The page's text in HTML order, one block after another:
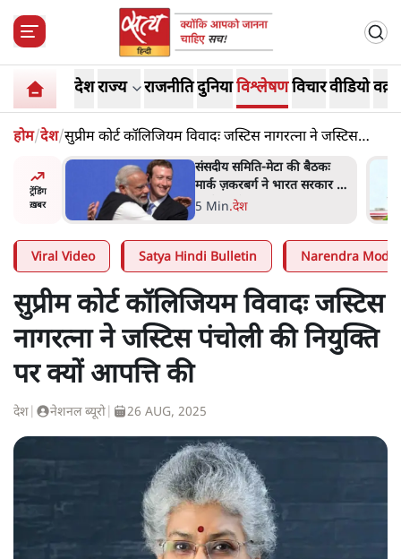
देशराज्य राजनीतिदुनियाविश्लेषणविचारवीडियो
होम/देश/सुप्रीम कोर्ट कॉलिजियम विवादः जस्टिस नागरत्ना ने जस्टिस
पंचोली की नियुक्ति पर क्यों आपत्ति की
ट्रेंडिंग
ख़बर
से
जंतर-मंतर प्रोटेस्ट- 'ताकतवर
सरकार के नाम पर आक्रामकता न
दिखाए पुलिस, जेन जी को सुने':
5 Min.देश
Viral Video Satya Hindi Bulletin Narendra Modi
सुप्रीम कोर्ट कॉलिजियम विवादः जस्टिस
नागरत्ना ने जस्टिस पंचोली की नियुक्ति
पर क्यों आपत्ति की
देश नेशनल ब्यूरो 26 AUG, 2025